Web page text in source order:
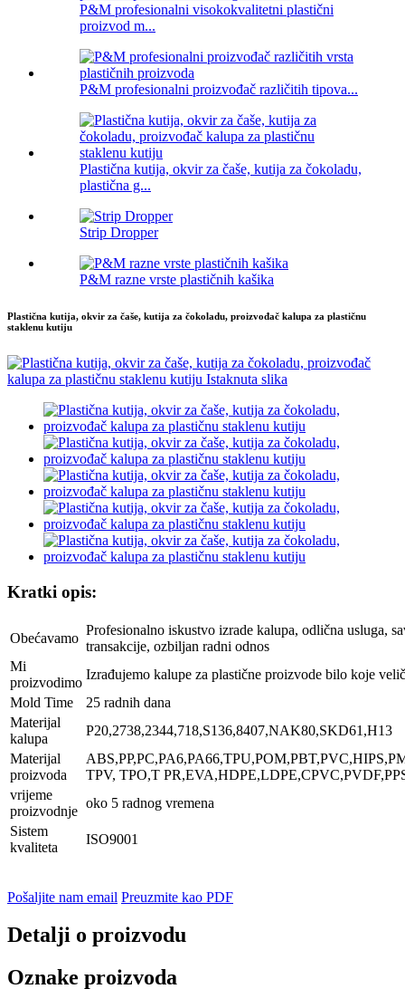
P&M profesionalni visokokvalitetni plastični
proizvod m...
P&M profesionalni proizvođač različitih tipova...
Plastična kutija, okvir za čaše, kutija za čokoladu,
plastična g...
Strip Dropper
P&M razne vrste plastičnih kašika
Plastična kutija, okvir za čaše, kutija za čokoladu, proizvođač kalupa za plastičnu
staklenu kutiju
Kratki opis:
Obećavamo
Profesionalno iskustvo izrade kalupa, odlična usluga,
transakcije, ozbiljan radni odnos
Mi
proizvodimo
Izrađujemo kalupe za plastične proizvode bilo koje
Mold Time
25 radnih dana
Materijal
kalupa
P20,2738,2344,718,S136,8407,NAK80,SKD61,H13
Materijal
proizvoda
TPV, TPO,T
vrijeme
proizvodnje
oko 5 radnog vremena
Sistem
kvaliteta
ISO9001
Pošaljite nam email Preuzmite kao PDF
Detalji o proizvodu
Oznake proizvoda